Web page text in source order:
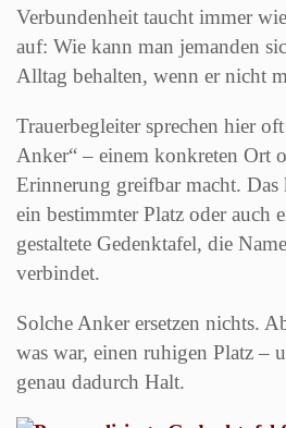
Verbundenheit taucht immer
auf: Wie kann man jemanden
Alltag behalten, wenn er nicht
Trauerbegleiter sprechen hier
Anker“ – einem konkreten Ort
Erinnerung greifbar macht. Das
ein bestimmter Platz oder auch
gestaltete Gedenktafel, die
verbindet.
Solche Anker ersetzen nichts.
was war, einen ruhigen Platz –
genau dadurch Halt.